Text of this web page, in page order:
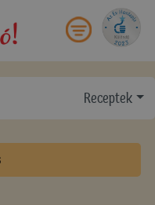
Receptek